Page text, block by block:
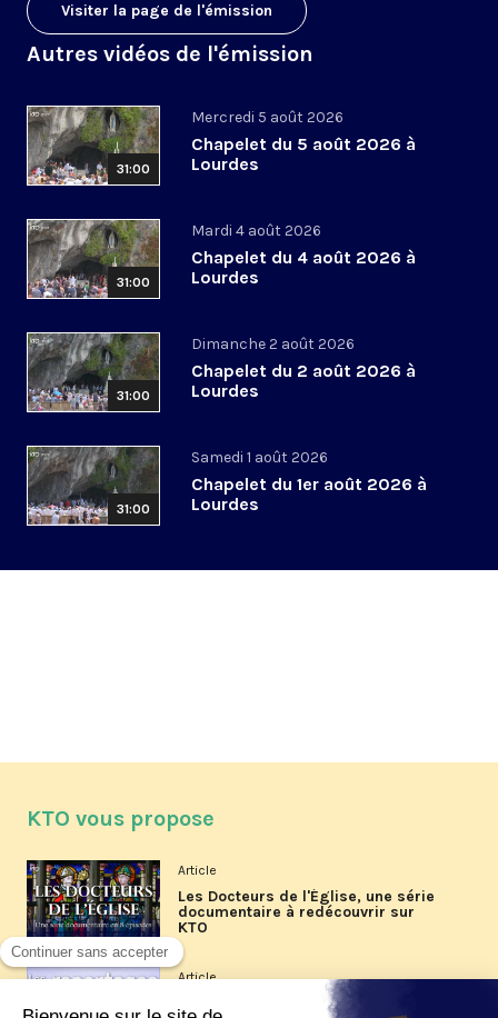
Visiter la page de l'émission
Autres vidéos de l'émission
31:00
Mercredi 5 août 2026
Chapelet du 5 août 2026 à
Lourdes
31:00
Mardi 4 août 2026
Chapelet du 4 août 2026 à
Lourdes
31:00
Dimanche 2 août 2026
Chapelet du 2 août 2026 à
Lourdes
31:00
Samedi 1 août 2026
Chapelet du 1er août 2026 à
Lourdes
KTO vous propose
Article
Les Docteurs de l'Église, une série
documentaire à redécouvrir sur
KTO
Article
Les reportages d'été 2026 de KTO